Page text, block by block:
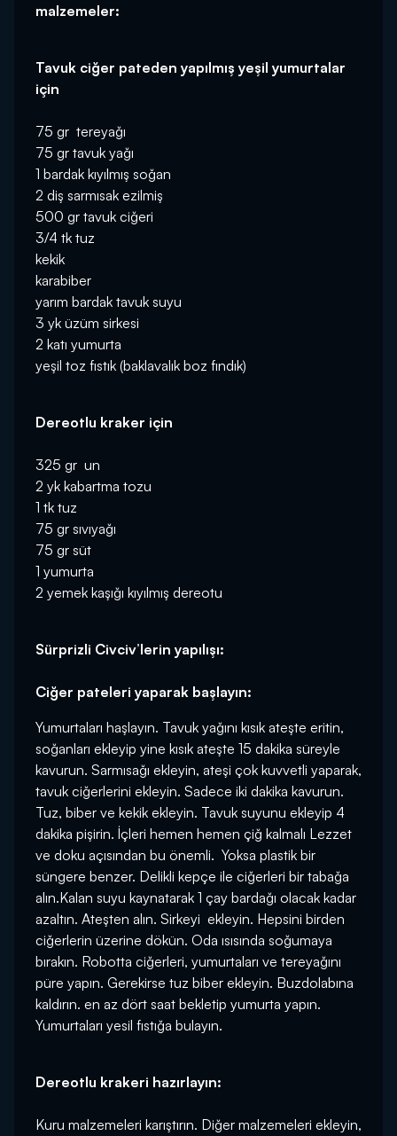
malzemeler:
Tavuk ciğer pateden yapılmış yeşil yumurtalar
için
75 gr tereyağı
75 gr tavuk yağı
1 bardak kıyılmış soğan
2 diş sarmısak ezilmiş
500 gr tavuk ciğeri
3/4 tk tuz
kekik
karabiber
yarım bardak tavuk suyu
3 yk üzüm sirkesi
2 katı yumurta
yeşil toz fıstık (baklavalık boz fındık)
Dereotlu kraker için
325 gr un
2 yk kabartma tozu
1 tk tuz
75 gr sıvıyağı
75 gr süt
1 yumurta
2 yemek kaşığı kıyılmış dereotu
Sürprizli Civciv’lerin yapılışı:
Ciğer pateleri yaparak başlayın:
Yumurtaları haşlayın. Tavuk yağını kısık ateşte eritin,
soğanları ekleyip yine kısık ateşte 15 dakika süreyle
kavurun. Sarmısağı ekleyin, ateşi çok kuvvetli yaparak,
tavuk ciğerlerini ekleyin. Sadece iki dakika kavurun.
Tuz, biber ve kekik ekleyin. Tavuk suyunu ekleyip 4
dakika pişirin. İçleri hemen hemen çiğ kalmalı Lezzet
ve doku açısından bu önemli. Yoksa plastik bir
süngere benzer. Delikli kepçe ile ciğerleri bir tabağa
alın.Kalan suyu kaynatarak 1 çay bardağı olacak kadar
azaltın. Ateşten alın. Sirkeyi ekleyin. Hepsini birden
ciğerlerin üzerine dökün. Oda ısısında soğumaya
bırakın. Robotta ciğerleri, yumurtaları ve tereyağını
püre yapın. Gerekirse tuz biber ekleyin. Buzdolabına
kaldırın. en az dört saat bekletip yumurta yapın.
Yumurtaları yesil fıstığa bulayın.
Dereotlu krakeri hazırlayın:
Kuru malzemeleri karıştırın. Diğer malzemeleri ekleyin,